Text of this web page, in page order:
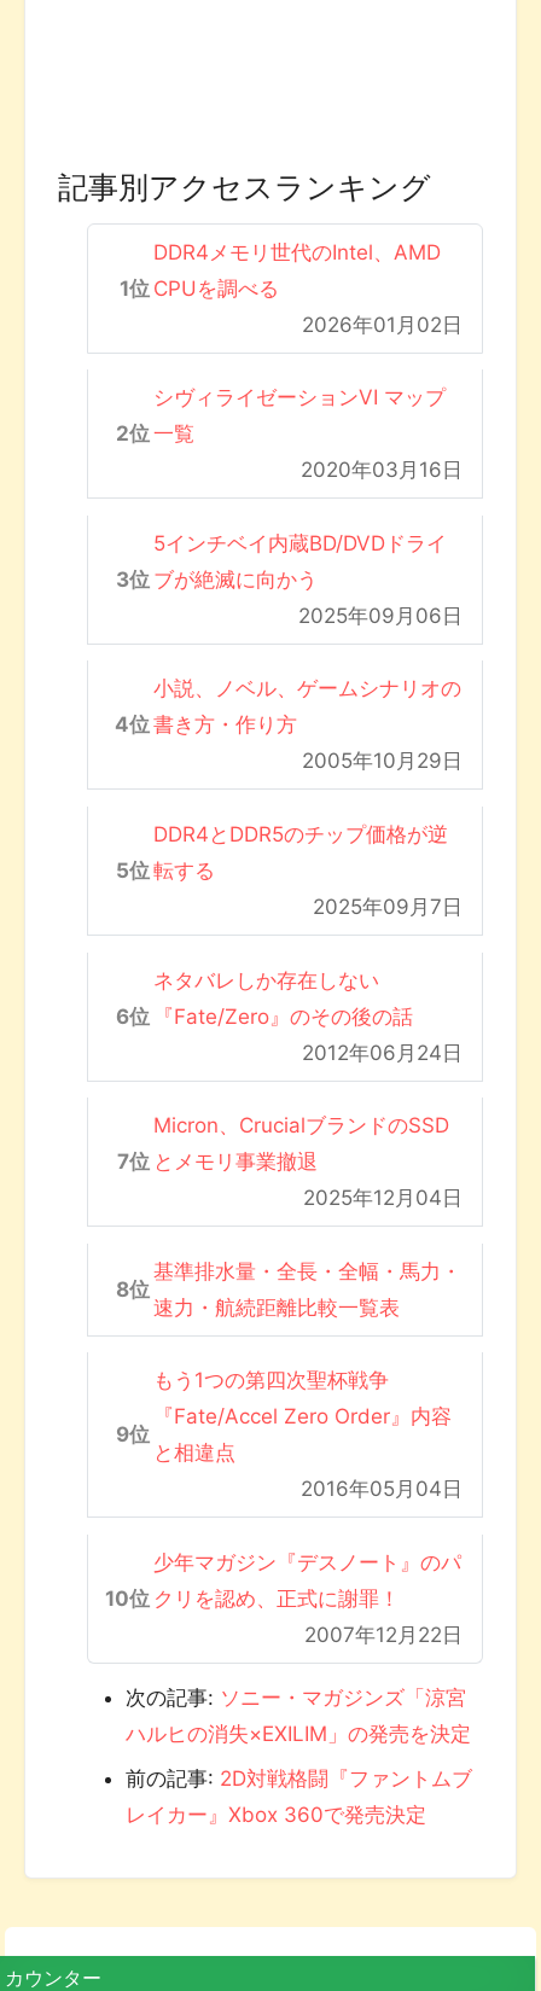
記事別アクセスランキング
DDR4メモリ世代のIntel、AMD
CPUを調べる
2026年01月02日
シヴィライゼーションVI マップ
一覧
2020年03月16日
5インチベイ内蔵BD/DVDドライ
ブが絶滅に向かう
2025年09月06日
小説、ノベル、ゲームシナリオの
書き方・作り方
2005年10月29日
DDR4とDDR5のチップ価格が逆
転する
2025年09月7日
ネタバレしか存在しない
『Fate/Zero』のその後の話
2012年06月24日
Micron、CrucialブランドのSSD
とメモリ事業撤退
2025年12月04日
基準排水量・全長・全幅・馬力・
速力・航続距離比較一覧表
もう1つの第四次聖杯戦争
『Fate/Accel Zero Order』内容
と相違点
2016年05月04日
少年マガジン『デスノート』のパ
クリを認め、正式に謝罪！
2007年12月22日
次の記事: ソニー・マガジンズ「涼宮
ハルヒの消失×EXILIM」の発売を決定
前の記事: 2D対戦格闘『ファントムブ
レイカー』Xbox 360で発売決定
カウンター